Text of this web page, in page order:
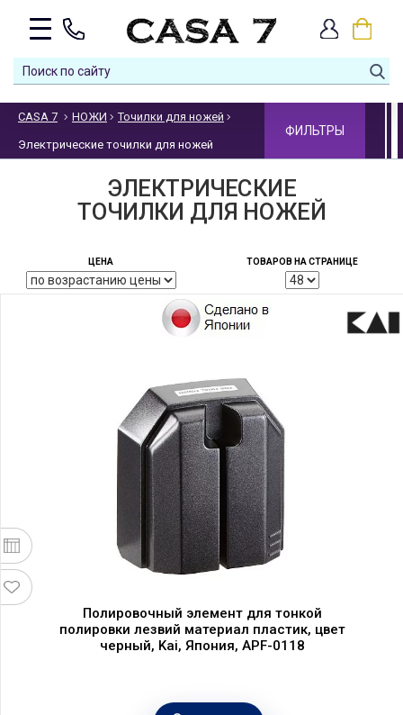
CASA 7 НОЖИ Точилки для ножей
Электрические точилки для ножей
ФИЛЬТРЫ
ЭЛЕКТРИЧЕСКИЕ
ТОЧИЛКИ ДЛЯ НОЖЕЙ
ЦЕНА ТОВАРОВ НА СТРАНИЦЕ
Полировочный элемент для тонкой
полировки лезвий материал пластик, цвет
черный, Kai, Япония, APF-0118